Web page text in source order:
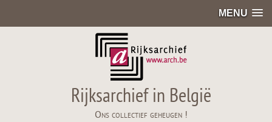
MENU
Rijksarchief in België
Ons collectief geheugen !